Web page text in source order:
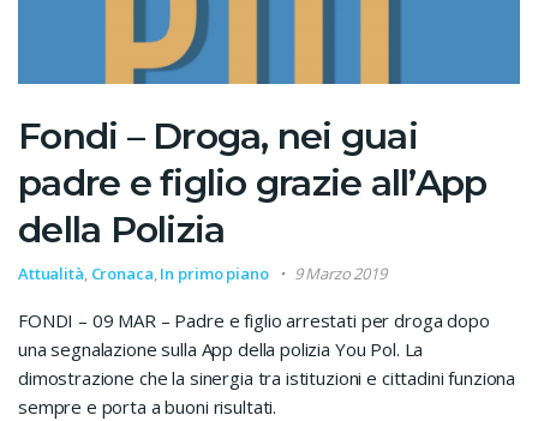
Fondi – Droga, nei guai
padre e figlio grazie all’App
della Polizia
Attualità, Cronaca,In primo piano 9 Marzo 2019
FONDI – 09 MAR – Padre e figlio arrestati per droga dopo
una segnalazione sulla App della polizia You Pol. La
dimostrazione che la sinergia tra istituzioni e cittadini funziona
sempre e porta a buoni risultati.